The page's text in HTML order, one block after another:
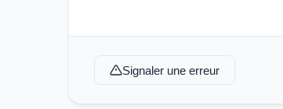
Signaler une erreur